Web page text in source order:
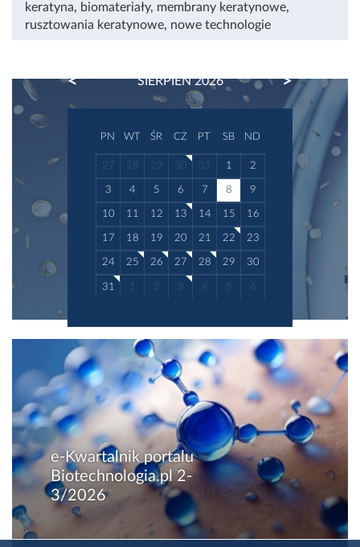
keratyna, biomateriały, membrany keratynowe,
rusztowania keratynowe, nowe technologie
SIERPIEŃ 2026
PREVIOUS NEXT
PN WT ŚR CZ PT SB ND
27 28 29 30 31 1 2
3 4 5 6 7 8 9
10 11 12 13 14 15 16
17 18 19 20 21 22 23
24 25 26 27 28 29 30
31 1 2 3 4 5 6
e-Kwartalnik portalu
Biotechnologia.pl 2-
3/2026